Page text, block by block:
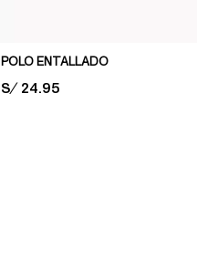
POLO ENTALLADO
PRICE:
S/ 24.95